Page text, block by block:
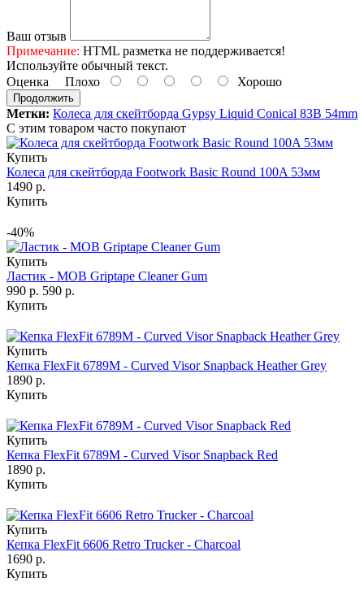
Ваш отзыв
Примечание: HTML разметка не поддерживается!
Используйте обычный текст.
Оценка Плохо Хорошо
Продолжить
Метки: Колеса для скейтборда Gypsy Liquid Conical 83B 54mm
С этим товаром часто покупают
Купить
Колеса для скейтборда Footwork Basic Round 100A 53мм
1490 р.
Купить
-40%
Купить
Ластик - MOB Griptape Cleaner Gum
990 р. 590 р.
Купить
Купить
Кепка FlexFit 6789M - Curved Visor Snapback Heather Grey
1890 р.
Купить
Купить
Кепка FlexFit 6789M - Curved Visor Snapback Red
1890 р.
Купить
Купить
Кепка FlexFit 6606 Retro Trucker - Charcoal
1690 р.
Купить